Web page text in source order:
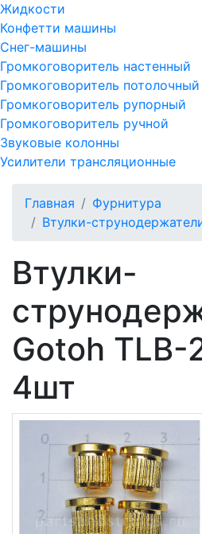
Жидкости
Конфетти машины
Снег-машины
Громкоговоритель настенный
Громкоговоритель потолочный
Громкоговоритель рупорный
Громкоговоритель ручной
Звуковые колонны
Усилители трансляционные
Главная
Фурнитура
Втулки-
Втулки-
Gotoh TLB-
4шт